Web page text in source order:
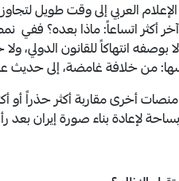
العربي إلى وقت طويل
أكثر اتساعاً: ماذا بعده؟
بوصفه انتهاكاً للقانون الدولي،
من خلافة غامضة، إلى حديث
أخرى مقاربة أكثر حذراً أو
لإعادة بناء صورة إيران بعد